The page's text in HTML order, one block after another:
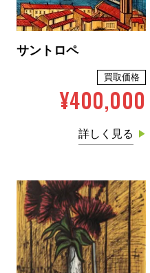
サントロペ
買取価格
¥400,000
詳しく見る